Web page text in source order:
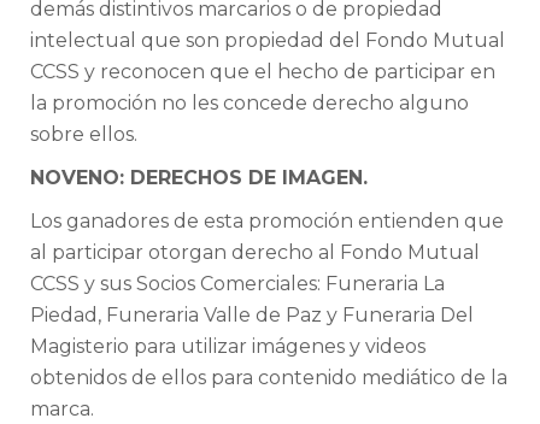
demás distintivos marcarios o de propiedad
intelectual que son propiedad del Fondo Mutual
CCSS y reconocen que el hecho de participar en
la promoción no les concede derecho alguno
sobre ellos.
NOVENO: DERECHOS DE IMAGEN.
Los ganadores de esta promoción entienden que
al participar otorgan derecho al Fondo Mutual
CCSS y sus Socios Comerciales: Funeraria La
Piedad, Funeraria Valle de Paz y Funeraria Del
Magisterio para utilizar imágenes y videos
obtenidos de ellos para contenido mediático de la
marca.